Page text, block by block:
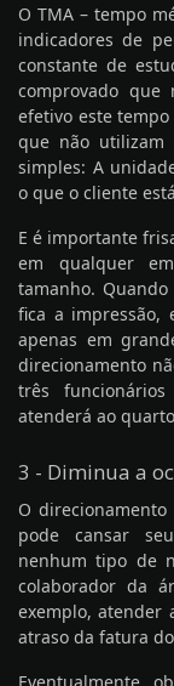
O TMA – tempo
indicadores de
constante de
comprovado
efetivo este
que não
simples: A
o que o cliente
E é importante
em qualquer
tamanho.
fica a impressão,
apenas em
direcionamento
três
atenderá ao
3 - Diminua a
O
pode cansar
nenhum tipo de
colaborador da
exemplo, atender
atraso da fatura